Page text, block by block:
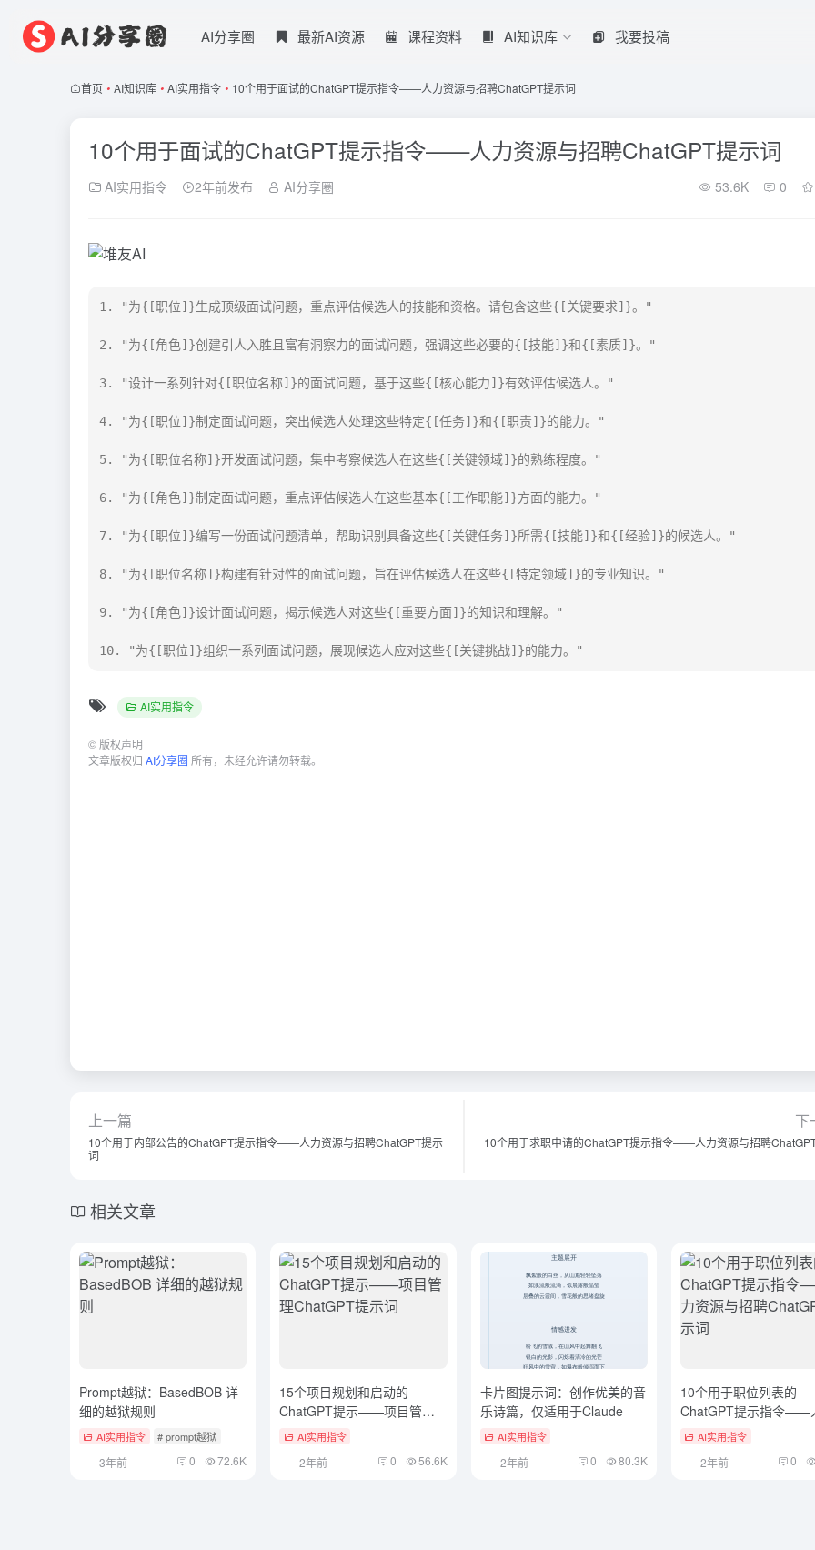
AI分享圈 最新AI资源 课程资料 AI知识库 我要投稿
首页 • AI知识库 • AI实用指令 • 10个用于面试的ChatGPT提示指令——人力资源与招聘ChatGPT提示词
10个用于面试的ChatGPT提示指令——人力资源与招聘ChatGPT提示词
AI实用指令 2年前发布 AI分享圈 53.6K 0
1. "为{[职位]}生成顶级面试问题，重点评估候选人的技能和资格。请包含这些{[关键要求]}。"
2. "为{[角色]}创建引人入胜且富有洞察力的面试问题，强调这些必要的{[技能]}和{[素质]}。"
3. "设计一系列针对{[职位名称]}的面试问题，基于这些{[核心能力]}有效评估候选人。"
4. "为{[职位]}制定面试问题，突出候选人处理这些特定{[任务]}和{[职责]}的能力。"
5. "为{[职位名称]}开发面试问题，集中考察候选人在这些{[关键领域]}的熟练程度。"
6. "为{[角色]}制定面试问题，重点评估候选人在这些基本{[工作职能]}方面的能力。"
7. "为{[职位]}编写一份面试问题清单，帮助识别具备这些{[关键任务]}所需{[技能]}和{[经验]}的候选人。"
8. "为{[职位名称]}构建有针对性的面试问题，旨在评估候选人在这些{[特定领域]}的专业知识。"
9. "为{[角色]}设计面试问题，揭示候选人对这些{[重要方面]}的知识和理解。"
10. "为{[职位]}组织一系列面试问题，展现候选人应对这些{[关键挑战]}的能力。"
AI实用指令
© 版权声明
文章版权归 AI分享圈 所有，未经允许请勿转载。
上一篇
10个用于内部公告的ChatGPT提示指令——人力资源与招聘ChatGPT提示
词
下
10个用于求职申请的ChatGPT提示指令——人力资源与招聘
相关文章
Prompt越狱：BasedBOB 详
细的越狱规则
AI实用指令 # prompt越狱
3年前 0 72.6K
15个项目规划和启动的
ChatGPT提示——项目管理
ChatGPT提示词
AI实用指令
2年前 0 56.6K
卡片图提示词：创作优美的音
乐诗篇，仅适用于Claude
AI实用指令
2年前 0 80.3K
10个用于职位列表的
ChatGPT提示指令——
资源与招聘ChatGPT提
AI实用指令
2年前 0